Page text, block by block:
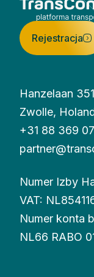
Rejestracja
Hanzelaan 351
Zwolle,
+31 88 369
Numer Izby
VAT:
Numer konta
NL66 RABO